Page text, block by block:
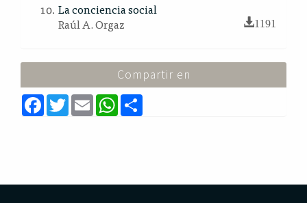
La conciencia social
Raúl A. Orgaz
1191
Compartir en
F
a
c
T
w
E
m
a
W
h
a